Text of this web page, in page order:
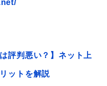
評判悪い？】ネット上
ットを解説